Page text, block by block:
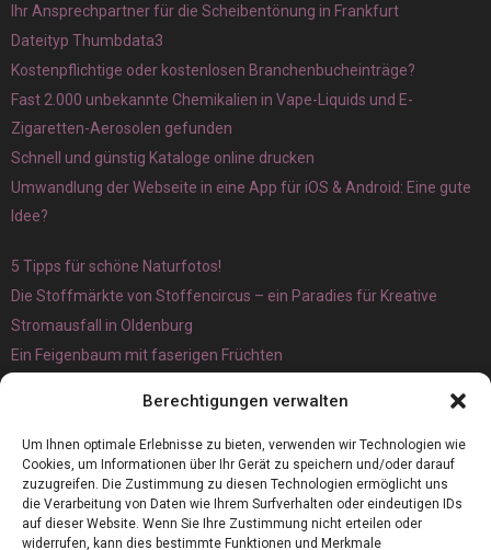
Berechtigungen verwalten
Um Ihnen optimale Erlebnisse zu bieten, verwenden wir Technologien wie
Cookies, um Informationen über Ihr Gerät zu speichern und/oder darauf
zuzugreifen. Die Zustimmung zu diesen Technologien ermöglicht uns
die Verarbeitung von Daten wie Ihrem Surfverhalten oder eindeutigen IDs
auf dieser Website. Wenn Sie Ihre Zustimmung nicht erteilen oder
widerrufen, kann dies bestimmte Funktionen und Merkmale
Ihr Ansprechpartner für die Scheibentönung in Frankfurt
Dateityp Thumbdata3
Kostenpflichtige oder kostenlosen Branchenbucheinträge?
Fast 2.000 unbekannte Chemikalien in Vape-Liquids und E-
Zigaretten-Aerosolen gefunden
Schnell und günstig Kataloge online drucken
Umwandlung der Webseite in eine App für iOS & Android: Eine gute
Idee?
5 Tipps für schöne Naturfotos!
Die Stoffmärkte von Stoffencircus – ein Paradies für Kreative
Stromausfall in Oldenburg
Ein Feigenbaum mit faserigen Früchten
Magnetangeln